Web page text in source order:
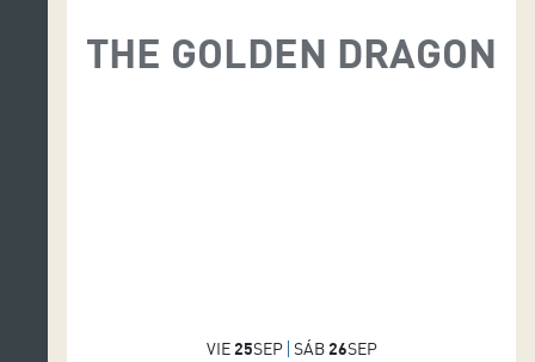
THE GOLDEN DRAGON
VIE25SEP SÁB26SEP